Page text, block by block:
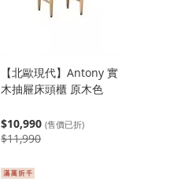
【北歐現代】Antony 實
木抽屜床頭櫃 原木色
$10,990 (售價已折)
$11,990